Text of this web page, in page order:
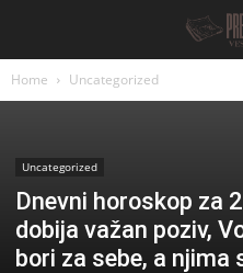
Home Uncategorized
Uncategorized
Dnevni horoskop za
dobija važan poziv,
bori za sebe, a njima